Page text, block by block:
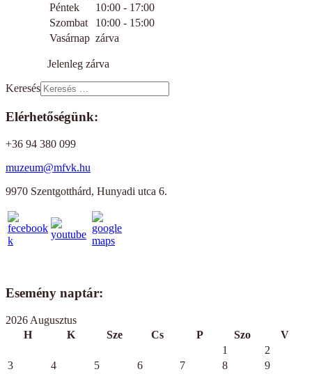
Péntek
10:00 - 17:00
Szombat
10:00 - 15:00
Vasárnap zárva
Jelenleg zárva
Keresés
Elérhetőségünk:
+36 94 380 099
muzeum@mfvk.hu
9970 Szentgotthárd, Hunyadi utca 6.
Esemény naptár:
2026 Augusztus
H
K Sze Cs P Szo
V
1
2
3
4 5 6 7 8
9